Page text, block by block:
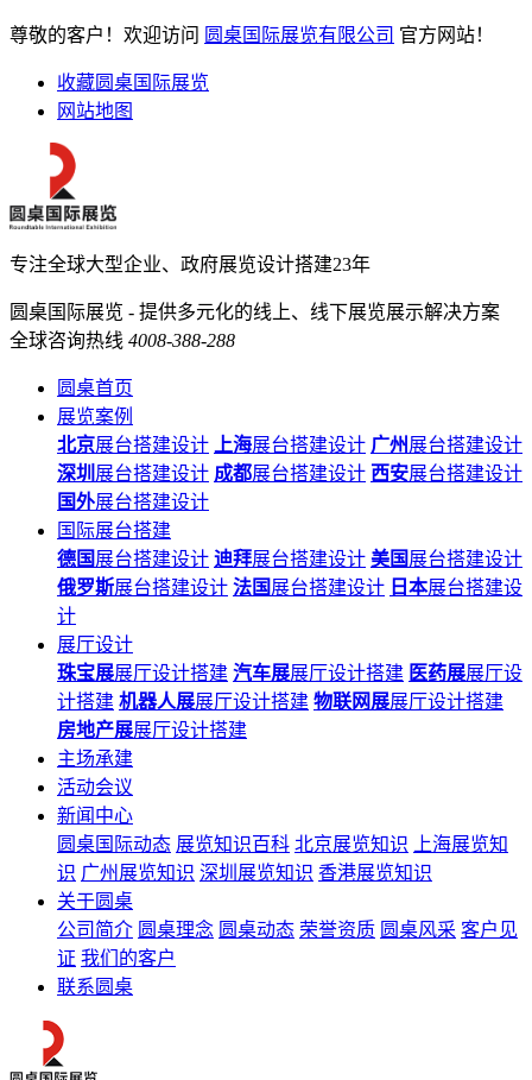
尊敬的客户！欢迎访问 圆桌国际展览有限公司 官方网站！
收藏圆桌国际展览
网站地图
专注全球大型企业、政府展览设计搭建23年
圆桌国际展览 - 提供多元化的线上、线下展览展示解决方案
全球咨询热线 4008-388-288
圆桌首页
展览案例
北京展台搭建设计 上海展台搭建设计 广州展台搭建设计
深圳 展台搭建设计 成都展台搭建设计 西安展台搭建设计
国外展台搭建设计
国际展台搭建
德国 展台搭建设计 迪拜展台搭建设计 美国 展台搭建设计
俄罗斯展台搭建设计 法国 展台搭建设计 日本展台搭建设
计
展厅设计
珠宝展展厅设计搭建 汽车展展厅设计搭建 医药展展厅设
计搭建 机器人展展厅设计搭建 物联网展展厅设计搭建
房地产展展厅设计搭建
主场承建
活动会议
新闻中心
圆桌国际动态 展览知识百科 北京展览知识
上海展览知
识 广州展览知识 深圳展览知识 香港展览知识
关于圆桌
公司简介 圆桌理念 圆桌动态 荣誉资质 圆桌风采 客户见
证 我们的客户
联系圆桌